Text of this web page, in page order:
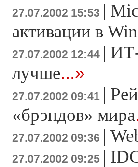
27.07.2002 15:53 |
активации в
27.07.2002 12:44 |
лучше...»
27.07.2002 09:41 |
«брэндов» мира
27.07.2002 09:36 |
27.07.2002 09:25 |